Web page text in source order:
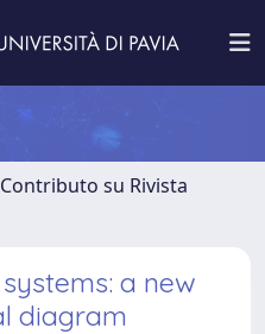
su Rivista
a new
diagram